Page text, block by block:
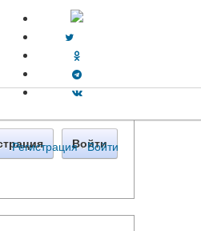
Регистрация · Войти
Войти